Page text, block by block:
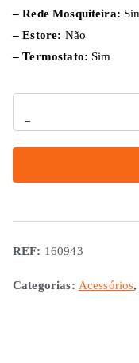
– Rede Mosquiteira:
– Estore: Não
– Termostato: Sim
-
Claraboia
mm
REF: 160943
Categorias: Acessórios,